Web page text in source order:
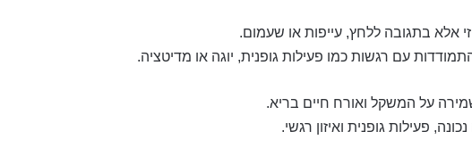
אלא בתגובה ללחץ, עייפות או שעמום.
עם רגשות כמו פעילות גופנית, יוגה או מדיטציה.
על המשקל ואורח חיים בריא.
פעילות גופנית ואיזון רגשי.